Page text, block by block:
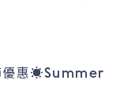
優惠☀️Summer